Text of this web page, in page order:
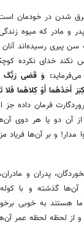
شدن در خودمان است.
و مادر که میوه
پیری رسیده‌اند آنان
پس نکند خدای نکرده
: وَ قَضی‏ رَبُّکَ
أَحَدُهُما أَوْ کِلاهُما
فرمان داده جز
آن دو یا هر دوی
مدار! و بر آن‌ها
پدران و
گذشته و با کوله
هستند به خوبی
از لحظه لحظه عمر